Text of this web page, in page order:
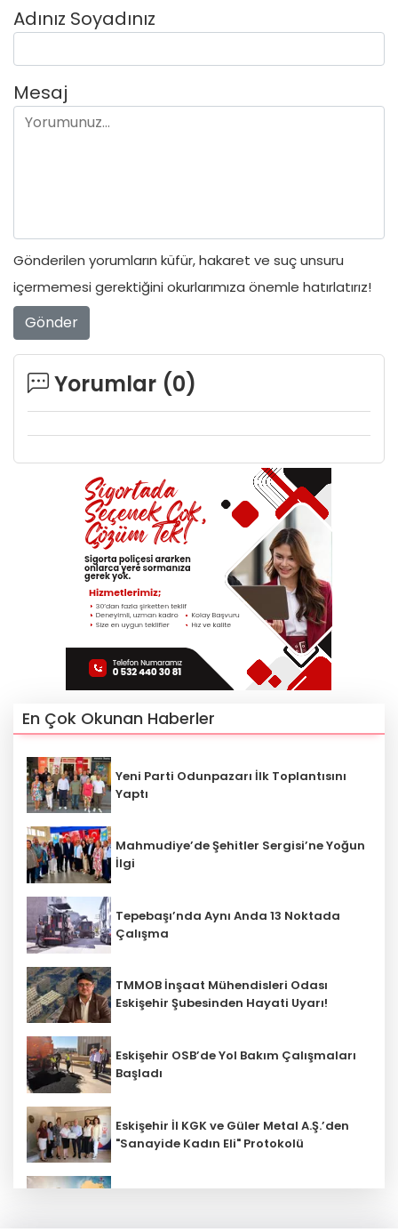
Adınız Soyadınız
Mesaj
Gönderilen yorumların küfür, hakaret ve suç unsuru
içermemesi gerektiğini okurlarımıza önemle hatırlatırız!
Gönder
Yorumlar (0)
En Çok Okunan Haberler
Yeni Parti Odunpazarı İlk Toplantısını
Yaptı
Mahmudiye’de Şehitler Sergisi’ne Yoğun
İlgi
Tepebaşı’nda Aynı Anda 13 Noktada
Çalışma
TMMOB İnşaat Mühendisleri Odası
Eskişehir Şubesinden Hayati Uyarı!
Eskişehir OSB’de Yol Bakım Çalışmaları
Başladı
Eskişehir İl KGK ve Güler Metal A.Ş.’den
"Sanayide Kadın Eli" Protokolü